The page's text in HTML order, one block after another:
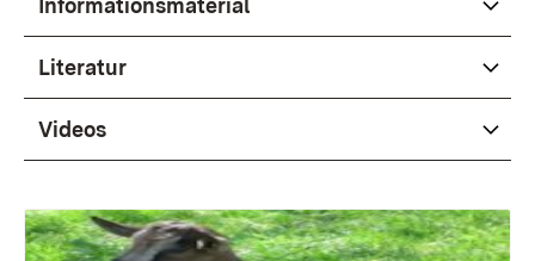
Informationsmaterial
Literatur
Videos